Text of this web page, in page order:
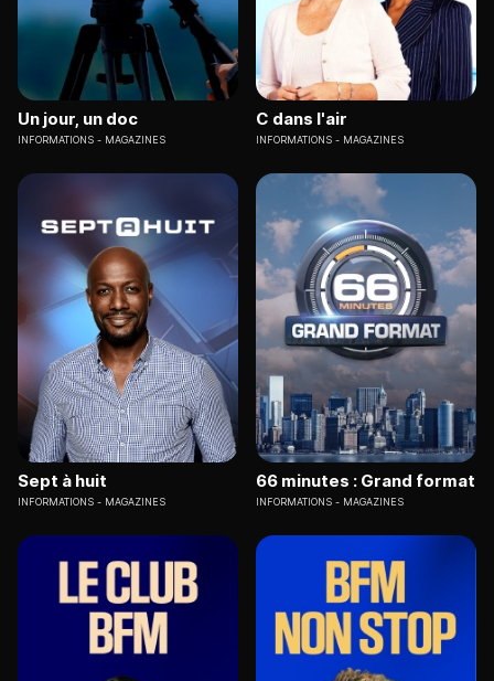
Un jour, un doc
INFORMATIONS MAGAZINES
C dans l'air
INFORMATIONS MAGAZINES
Sept à huit
INFORMATIONS MAGAZINES
66 minutes : Grand format
INFORMATIONS MAGAZINES